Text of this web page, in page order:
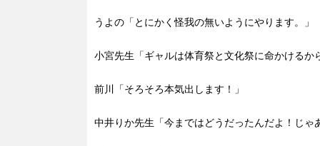
うよの「とにかく怪我の無いようにやります。」
小宮先生「ギャルは体育祭と文化祭に命かけるか
前川「そろそろ本気出します！」
中井りか先生「今まではどうだったんだよ！じゃ